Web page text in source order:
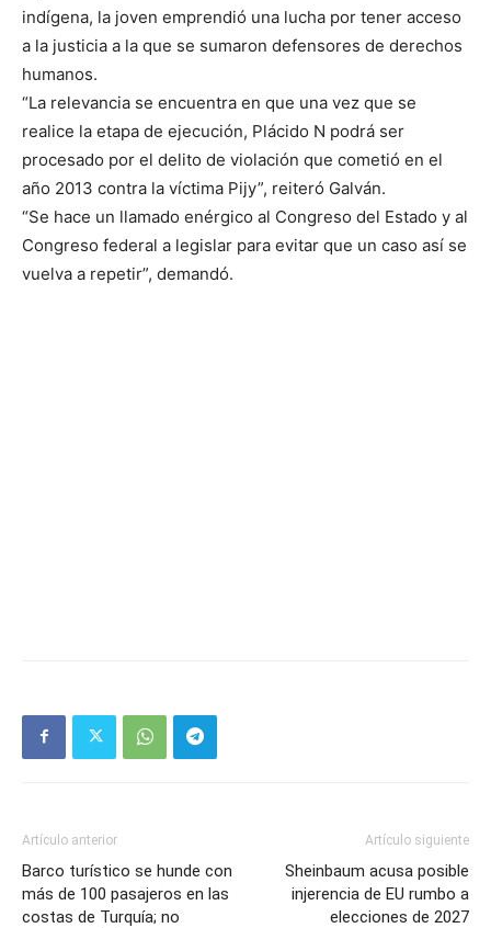
indígena, la joven emprendió una lucha por tener acceso
a la justicia a la que se sumaron defensores de derechos
humanos.
“La relevancia se encuentra en que una vez que se
realice la etapa de ejecución, Plácido N podrá ser
procesado por el delito de violación que cometió en el
año 2013 contra la víctima Pijy”, reiteró Galván.
“Se hace un llamado enérgico al Congreso del Estado y al
Congreso federal a legislar para evitar que un caso así se
vuelva a repetir”, demandó.
Artículo anterior
Barco turístico se hunde con
más de 100 pasajeros en las
costas de Turquía; no
Artículo siguiente
Sheinbaum acusa posible
injerencia de EU rumbo a
elecciones de 2027